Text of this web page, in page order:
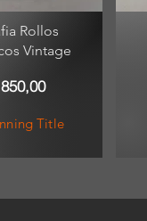
Rollos
Vintage
Title